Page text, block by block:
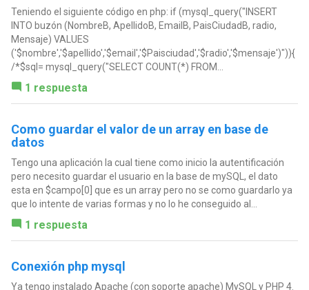
Teniendo el siguiente código en php: if (mysql_query("INSERT
INTO buzón (NombreB, ApellidoB, EmailB, PaisCiudadB, radio,
Mensaje) VALUES
('$nombre','$apellido','$email','$Paisciudad','$radio','$mensaje')")){
/*$sql= mysql_query("SELECT COUNT(*) FROM...
1 respuesta
Como guardar el valor de un array en base de
datos
Tengo una aplicación la cual tiene como inicio la autentificación
pero necesito guardar el usuario en la base de mySQL, el dato
esta en $campo[0] que es un array pero no se como guardarlo ya
que lo intente de varias formas y no lo he conseguido al...
1 respuesta
Conexión php mysql
Ya tengo instalado Apache (con soporte apache) MySQL y PHP 4.